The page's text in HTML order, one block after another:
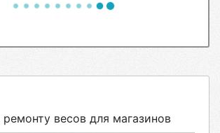
ремонту весов для магазинов